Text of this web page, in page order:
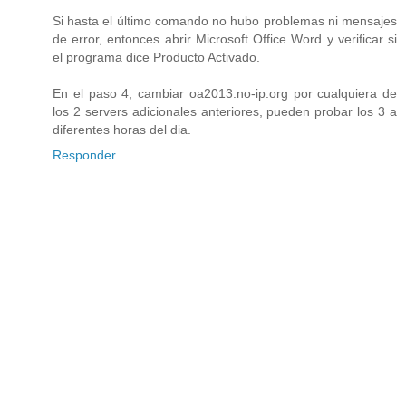
Si hasta el último comando no hubo problemas ni mensajes
de error, entonces abrir Microsoft Office Word y verificar si
el programa dice Producto Activado.
En el paso 4, cambiar oa2013.no-ip.org por cualquiera de
los 2 servers adicionales anteriores, pueden probar los 3 a
diferentes horas del dia.
Responder